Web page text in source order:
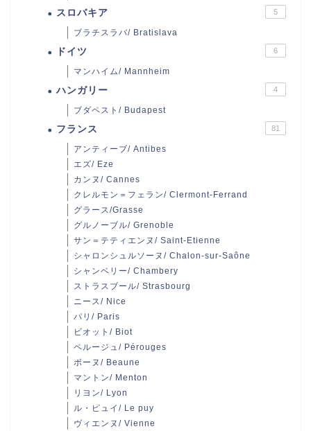
スロバキア 5
ブラチスラバ/ Bratislava
ドイツ 6
マンハイム/ Mannheim
ハンガリー 4
ブダペスト/ Budapest
フランス 81
アンティーブ/ Antibes
エズ/ Eze
カンヌ/ Cannes
クレルモン＝フェラン/ Clermont-Ferrand
グラース/Grasse
グルノーブル/ Grenoble
サン＝テティエンヌ/ Saint-Etienne
シャロンシュルソーヌ/ Chalon-sur-Saône
シャンベリー/ Chambery
ストラスブール/ Strasbourg
ニース/ Nice
パリ/ Paris
ビオット/ Biot
ペルージュ/ Pérouges
ボーヌ/ Beaune
マントン/ Menton
リヨン/ Lyon
ル・ピュイ/ Le puy
ヴィエンヌ/ Vienne